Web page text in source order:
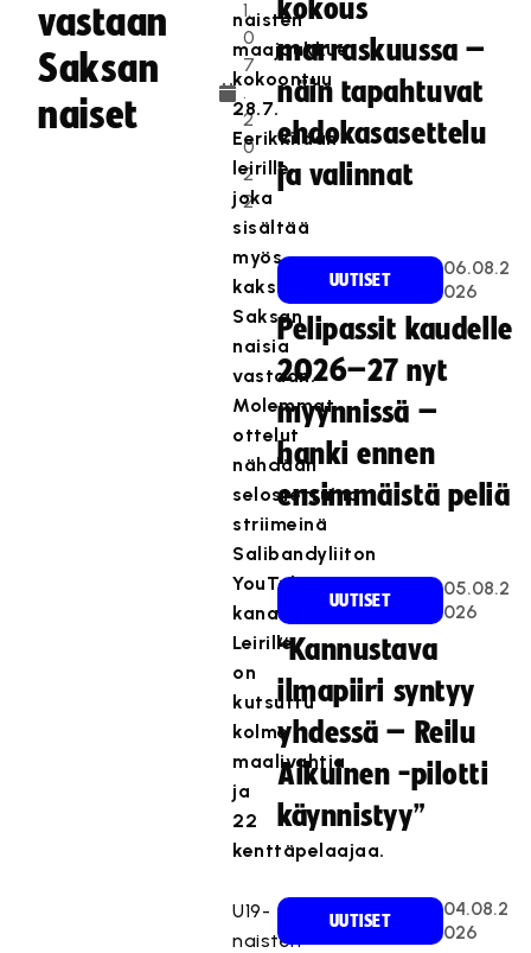
vastaan
Saksan
naiset
1.
0
7
.
2
0
2
2
naisten
maajoukkue
kokoontuu
28.7.
Eerikkilään
leirille,
joka
sisältää
myös
kaksoismaaottelun
Saksan
naisia
vastaan.
Molemmat
ottelut
nähdään
selostettuina
striimeinä
Salibandyliiton
YouTube-
kanavalla.
Leirille
on
kutsuttu
kolme
maalivahtia
ja
22
kenttäpelaajaa.
U19-
naisten
kokous
marraskuussa –
näin tapahtuvat
ehdokasasettelu
ja valinnat
UUTISET
06.08.2
026
Pelipassit kaudelle
2026–27 nyt
myynnissä –
hanki ennen
ensimmäistä peliä
UUTISET
05.08.2
026
“Kannustava
ilmapiiri syntyy
yhdessä – Reilu
Aikuinen -pilotti
käynnistyy”
UUTISET
04.08.2
026